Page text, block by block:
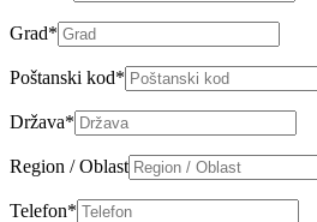
Grad*
Poštanski kod*
Država*
Region / Oblast
Telefon*